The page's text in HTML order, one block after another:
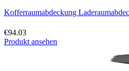
Kofferraumabdeckung
€94.03
Produkt ansehen